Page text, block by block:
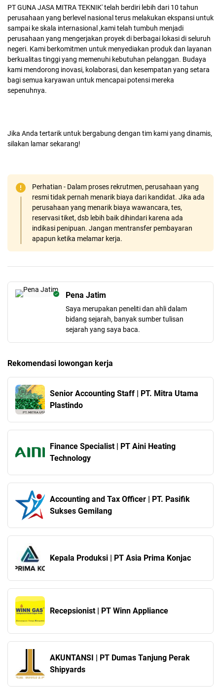
PT GUNA JASA MITRA TEKNIK' telah berdiri lebih dari 10 tahun
perusahaan yang berlevel nasional terus melakukan ekspansi untuk
sampai ke skala internasional ,kami telah tumbuh menjadi
perusahaan yang mengerjakan proyek di berbagai lokasi di seluruh
negeri. Kami berkomitmen untuk menyediakan produk dan layanan
berkualitas tinggi yang memenuhi kebutuhan pelanggan. Budaya
kami mendorong inovasi, kolaborasi, dan kesempatan yang setara
bagi semua karyawan untuk mencapai potensi mereka
sepenuhnya.
Jika Anda tertarik untuk bergabung dengan tim kami yang dinamis,
silakan lamar sekarang!
Perhatian - Dalam proses rekrutmen, perusahaan yang
resmi tidak pernah menarik biaya dari kandidat. Jika ada
perusahaan yang menarik biaya wawancara, tes,
reservasi tiket, dsb lebih baik dihindari karena ada
indikasi penipuan. Jangan mentransfer pembayaran
apapun ketika melamar kerja.
Pena Jatim
Saya merupakan peneliti dan ahli dalam
bidang sejarah, banyak sumber tulisan
sejarah yang saya baca.
Rekomendasi lowongan kerja
Senior Accounting Staff | PT. Mitra Utama
Plastindo
Finance Specialist | PT Aini Heating
Technology
Accounting and Tax Officer | PT. Pasifik
Sukses Gemilang
Kepala Produksi | PT Asia Prima Konjac
Recepsionist | PT Winn Appliance
AKUNTANSI | PT Dumas Tanjung Perak
Shipyards